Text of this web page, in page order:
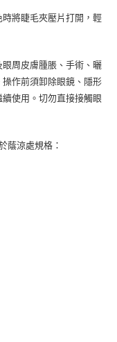
將睫毛夾壓片打開，輕
周皮膚腫脹、手術、曬
作前須卸除眼鏡、隱形
使用。切勿直接接觸眼
蔭涼處規格：